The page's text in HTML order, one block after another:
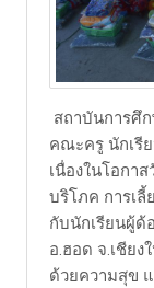
สถาบันการศึ
คณะครู นักเรี
เนื่องในโอกา
บริโภค การเลี้
กับนักเรียนผู้ด้
อ.ฮอด จ.เชียง
ด้วยความสุข